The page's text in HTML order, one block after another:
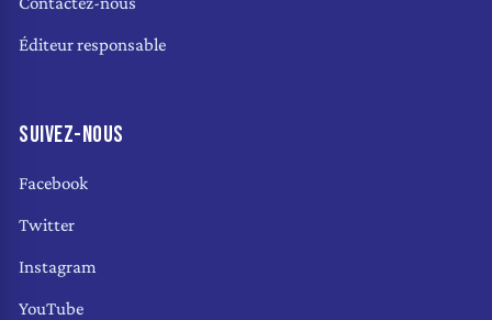
Éditeur responsable
SUIVEZ-NOUS
Facebook
Twitter
Instagram
YouTube